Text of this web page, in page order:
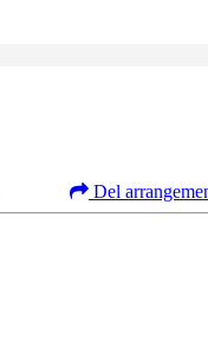
Del